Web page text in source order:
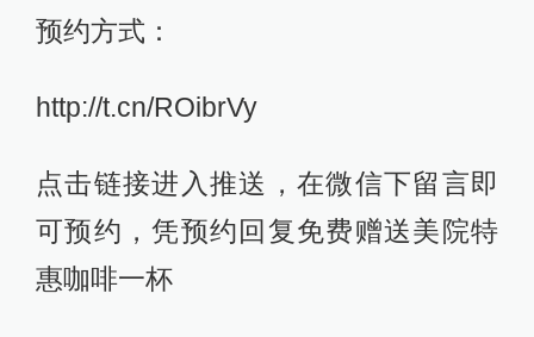
预约方式：
http://t.cn/ROibrVy
点击链接进入推送，在微信下留言即
可预约，凭预约回复免费赠送美院特
惠咖啡一杯